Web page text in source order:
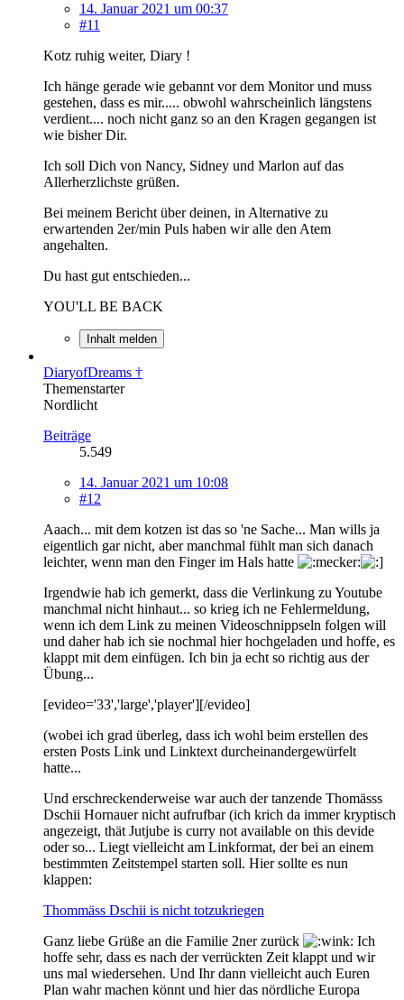
14. Januar 2021 um 00:37
#11
Kotz ruhig weiter, Diary !
Ich hänge gerade wie gebannt vor dem Monitor und muss
gestehen, dass es mir..... obwohl wahrscheinlich längstens
verdient.... noch nicht ganz so an den Kragen gegangen ist
wie bisher Dir.
Ich soll Dich von Nancy, Sidney und Marlon auf das
Allerherzlichste grüßen.
Bei meinem Bericht über deinen, in Alternative zu
erwartenden 2er/min Puls haben wir alle den Atem
angehalten.
Du hast gut entschieden...
YOU'LL BE BACK
Inhalt melden
DiaryofDreams †
Themenstarter
Nordlicht
Beiträge
5.549
14. Januar 2021 um 10:08
#12
Aaach... mit dem kotzen ist das so 'ne Sache... Man wills ja
eigentlich gar nicht, aber manchmal fühlt man sich danach
leichter, wenn man den Finger im Hals hatte
Irgendwie hab ich gemerkt, dass die Verlinkung zu Youtube
manchmal nicht hinhaut... so krieg ich ne Fehlermeldung,
wenn ich dem Link zu meinen Videoschnippseln folgen will
und daher hab ich sie nochmal hier hochgeladen und hoffe, es
klappt mit dem einfügen. Ich bin ja echt so richtig aus der
Übung...
[evideo='33','large','player'][/evideo]
(wobei ich grad überleg, dass ich wohl beim erstellen des
ersten Posts Link und Linktext durcheinandergewürfelt
hatte...
Und erschreckenderweise war auch der tanzende Thomässs
Dschii Hornauer nicht aufrufbar (ich krich da immer kryptisch
angezeigt, thät Jutjube is curry not available on this devide
oder so... Liegt vielleicht am Linkformat, der bei an einem
bestimmten Zeitstempel starten soll. Hier sollte es nun
klappen:
Thommäss Dschii is nicht totzukriegen
Ganz liebe Grüße an die Familie 2ner zurück
Ich
hoffe sehr, dass es nach der verrückten Zeit klappt und wir
uns mal wiedersehen. Und Ihr dann vielleicht auch Euren
Plan wahr machen könnt und hier das nördliche Europa